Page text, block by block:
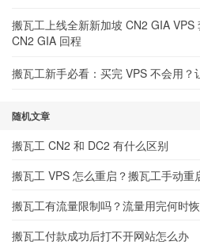
搬瓦工上线全新新加坡 CN2 GIA
CN2 GIA 回程
搬瓦工新手必看：买完 VPS 不会用
随机文章
搬瓦工 CN2 和 DC2 有什么区别
搬瓦工 VPS 怎么重启？搬瓦工手动重
搬瓦工有流量限制吗？流量用完何时
搬瓦工付款成功后打不开网站怎么办